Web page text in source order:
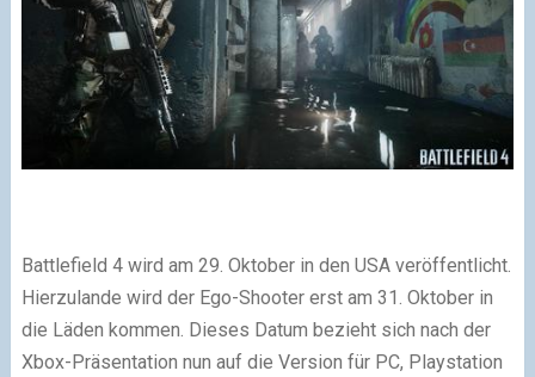
Battlefield 4 wird am 29. Oktober in den USA veröffentlicht.
Hierzulande wird der Ego-Shooter erst am 31. Oktober in
die Läden kommen. Dieses Datum bezieht sich nach der
Xbox-Präsentation nun auf die Version für PC, Playstation